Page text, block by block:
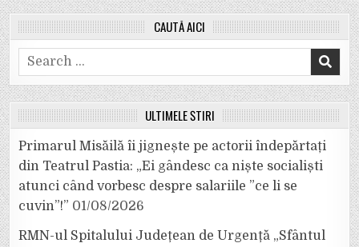
CAUTĂ AICI
Search
for:
ULTIMELE ȘTIRI
Primarul Misăilă îi jignește pe actorii îndepărtați
din Teatrul Pastia: „Ei gândesc ca niște socialiști
atunci când vorbesc despre salariile ”ce li se
cuvin”!” 01/08/2026
RMN-ul Spitalului Județean de Urgență „Sfântul